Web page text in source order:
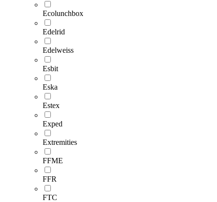
Ecolunchbox
Edelrid
Edelweiss
Esbit
Eska
Estex
Exped
Extremities
FFME
FFR
FTC